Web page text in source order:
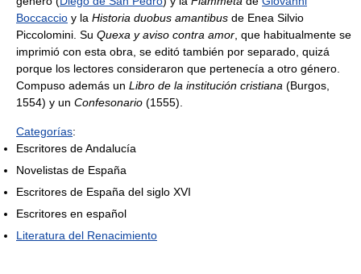
Boccaccio y la Historia duobus amantibus de Enea Silvio
Piccolomini. Su Quexa y aviso contra amor , que habitualmente se
imprimió con esta obra, se editó también por separado, quizá
porque los lectores consideraron que pertenecía a otro género.
Compuso además un Libro de la institución cristiana (Burgos,
1554) y un Confesonario (1555).
Categorías:
Escritores de Andalucía
Novelistas de España
Escritores de España del siglo XVI
Escritores en español
Literatura del Renacimiento